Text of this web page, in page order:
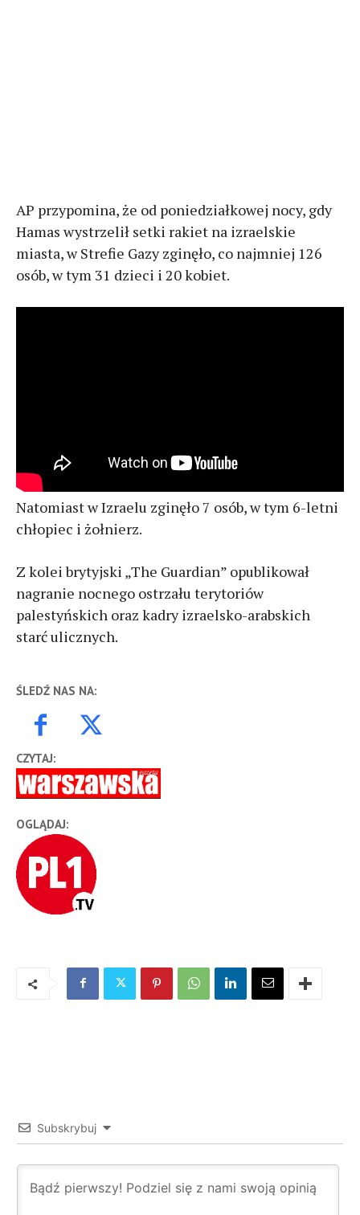
AP przypomina, że od poniedziałkowej nocy, gdy
Hamas wystrzelił setki rakiet na izraelskie
miasta, w Strefie Gazy zginęło, co najmniej 126
osób, w tym 31 dzieci i 20 kobiet.
Natomiast w Izraelu zginęło 7 osób, w tym 6-letni
chłopiec i żołnierz.
Z kolei brytyjski „The Guardian” opublikował
nagranie nocnego ostrzału terytoriów
palestyńskich oraz kadry izraelsko-arabskich
starć ulicznych.
ŚLEDŹ NAS NA:
CZYTAJ:
OGLĄDAJ:
Subskrybuj